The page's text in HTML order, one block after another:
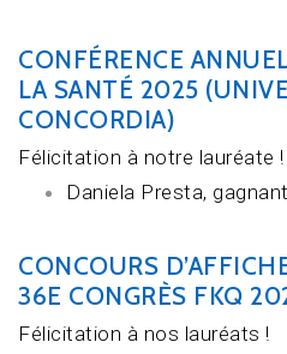
CONFÉRENCE
LA SANTÉ 2025
CONCORDIA)
Félicitation à notre lauréate !
Daniela Presta,
CONCOURS
36E CONGRÈS FKQ
Félicitation à nos lauréats !